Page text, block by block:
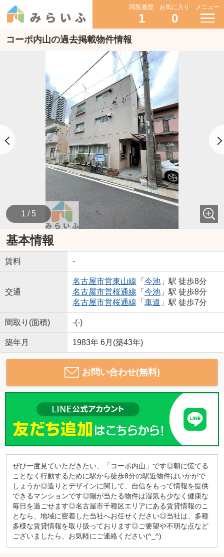
閲覧履歴
1
お気に入り
0
メニュー
コーポ内山の過去掲載物件情報
1 / 5
基本情報
賃料 -
交通
名古屋市営東山線 「 今池」駅 徒歩8分
名古屋市営桜通線 「 今池」駅 徒歩8分
名古屋市営桜通線 「 車道 」駅 徒歩7分
間取り(面積) -(-)
築年月 1983年 6月(築43年)
お問い合わせ(無料)
ぜひ一度見ていただきたい、「コーポ内山」です◎朝に慌てる
ことなく行動するために駅から徒歩8分の駅近物件はいかがで
しょうか◎造りとデザインに関して、自信をもって情報を提供
できるマンションです◎陽が当たる物件は湿気も少なく健康な
毎日を過ごせます◎名古屋市千種区エリアにある賃貸情報のこ
となら、地域に密着した当社へお任せください◎当社は、多種
多様な賃貸情報を取り扱っております◎ご要望や不明な点など
ございましたら、お気軽にご連絡ください(^_^)